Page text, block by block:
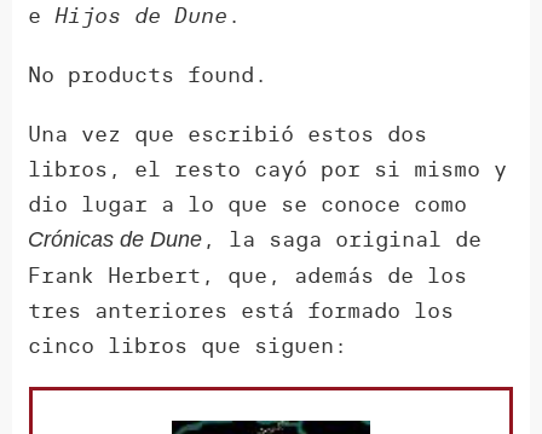
eHijos de Dune .
No products found.
Una vez que escribió estos dos
libros, el resto cayó por si mismo y
dio lugar a lo que se conoce como
Crónicas de Dune , la saga original de
Frank Herbert, que, además de los
tres anteriores está formado los
cinco libros que siguen: